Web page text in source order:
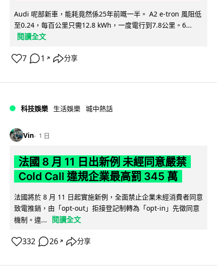
Audi 呢部新車，能耗竟然係25年前嘅一半。 A2 e-tron 風阻低
至0.24，每百公里只需12.8 kWh，一度電行到7.8公里。6...
閱讀全文
7 1 ↗ 分享
科技娛樂 生活娛樂 城中熱話
Vin 1 日
法國 8 月 11 日出新例 未經同意嚴禁
Cold Call 違規企業最高罰 345 萬
法國將於 8 月 11 日起實施新例，全面禁止企業未經消費者同意
致電推銷，由「opt-out」拒接登記制轉為「opt-in」先徵同意
機制。違...
閱讀全文
332 26 ↗ 分享